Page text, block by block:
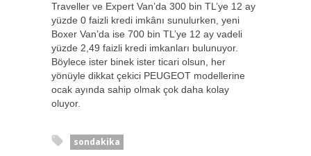
Traveller ve Expert Van’da 300 bin TL’ye 12 ay
yüzde 0 faizli kredi imkânı sunulurken, yeni
Boxer Van’da ise 700 bin TL’ye 12 ay vadeli
yüzde 2,49 faizli kredi imkanları bulunuyor.
Böylece ister binek ister ticari olsun, her
yönüyle dikkat çekici PEUGEOT modellerine
ocak ayında sahip olmak çok daha kolay
oluyor.
sondakika